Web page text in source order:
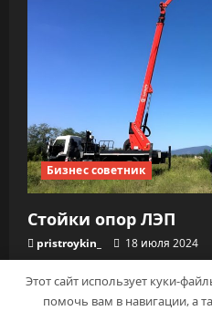
Бизнес советник
Стойки опор ЛЭП
pristroykin_ 18 июля 2024
Этот сайт использует куки-
помочь вам в навигации, а